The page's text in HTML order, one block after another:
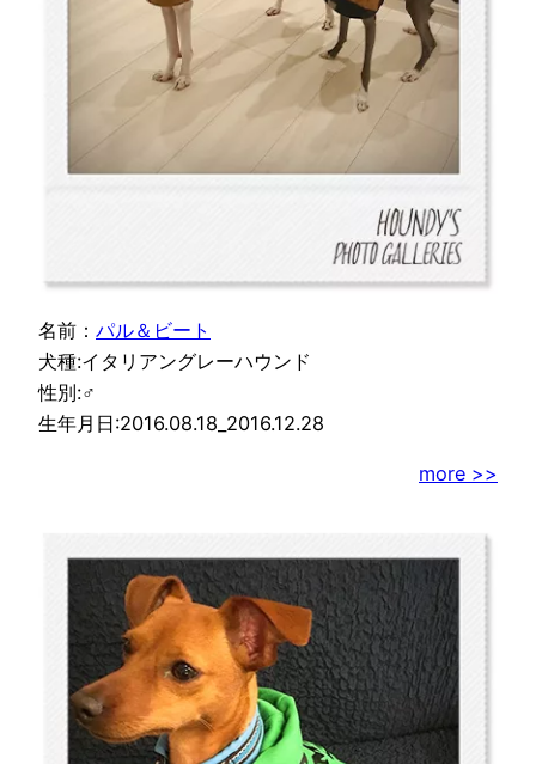
名前： パル＆ビート
犬種:イタリアングレーハウンド
性別:♂
生年月日:2016.08.18_2016.12.28
more >>